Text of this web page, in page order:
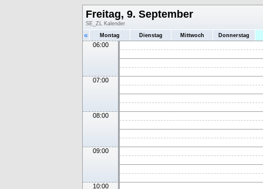
Freitag, 9. September
SE_ZL Kalender
« Montag Dienstag Mittwoch Donnerstag
06:00
07:00
08:00
09:00
10:00